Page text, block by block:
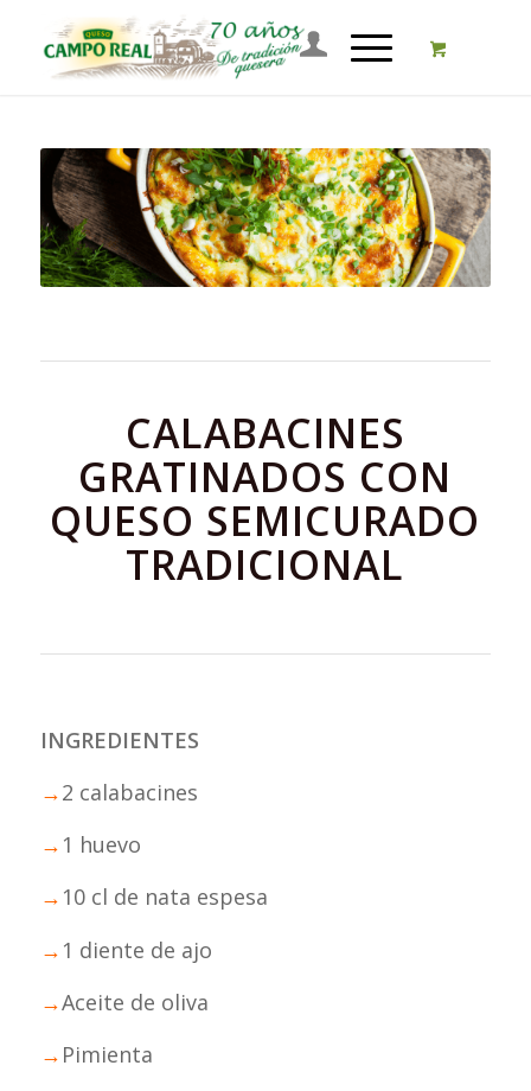
CALABACINES
GRATINADOS CON
QUESO SEMICURADO
TRADICIONAL
INGREDIENTES
→2 calabacines
→ 1 huevo
→ 10 cl de nata espesa
→ 1 diente de ajo
→Aceite de oliva
→ Pimienta